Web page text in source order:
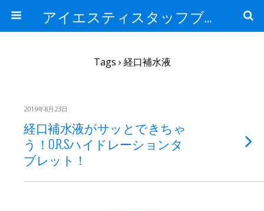
アイエスティスタッフブログ
Tags › 経口補水液
2019年8月23日
経口補水液がサッとできちゃ
う！O.R.Sハイドレーションタ
ブレット！